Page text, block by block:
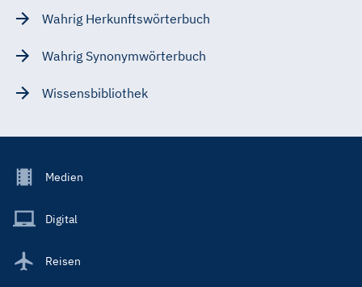
Wahrig Herkunftswörterbuch
Wahrig Synonymwörterbuch
Wissensbibliothek
Footer
Main
Medien
Digital
Reisen